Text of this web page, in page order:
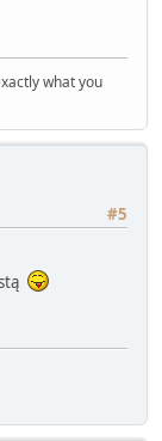
what you
#5